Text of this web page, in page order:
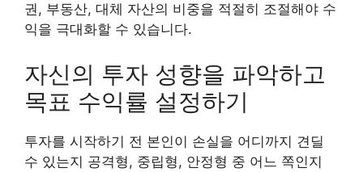
권, 부동산, 대체 자산의 비중을 적절히 조절해야 수
익을 극대화할 수 있습니다.
자신의 투자 성향을 파악하고
목표 수익률 설정하기
투자를 시작하기 전 본인이 손실을 어디까지 견딜
수 있는지 공격형, 중립형, 안정형 중 어느 쪽인지